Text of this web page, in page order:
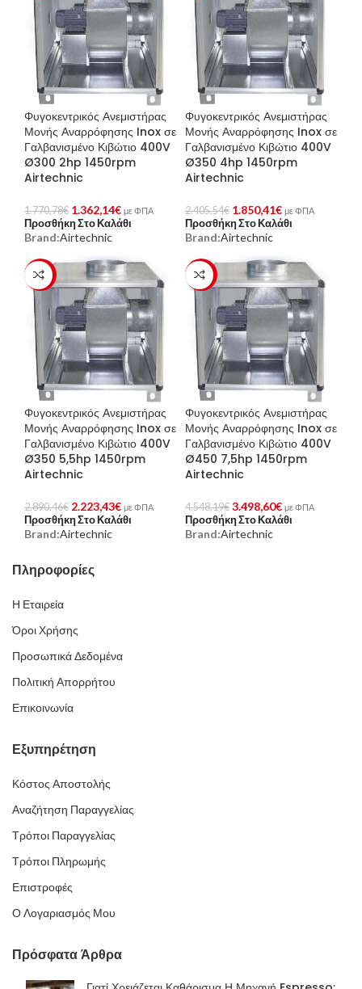
Φυγοκεντρικός Ανεμιστήρας
Μονής Αναρρόφησης Inox σε
Γαλβανισμένο Κιβώτιο 400V
Ø300 2hp 1450rpm
Airtechnic
1.770,78€ 1.362,14€ με ΦΠΑ
Προσθήκη Στο Καλάθι
Brand:Airtechnic
Φυγοκεντρικός Ανεμιστήρας
Μονής Αναρρόφησης Inox σε
Γαλβανισμένο Κιβώτιο 400V
Ø350 4hp 1450rpm
Airtechnic
2.405,54€ 1.850,41€ με ΦΠΑ
Προσθήκη Στο Καλάθι
Brand:Airtechnic
-23%
Φυγοκεντρικός Ανεμιστήρας
Μονής Αναρρόφησης Inox σε
Γαλβανισμένο Κιβώτιο 400V
Ø350 5,5hp 1450rpm
Airtechnic
2.890,46€ 2.223,43€ με ΦΠΑ
Προσθήκη Στο Καλάθι
Brand:Airtechnic
-23%
Φυγοκεντρικός Ανεμιστήρας
Μονής Αναρρόφησης Inox σε
Γαλβανισμένο Κιβώτιο 400V
Ø450 7,5hp 1450rpm
Airtechnic
4.548,19€ 3.498,60€ με ΦΠΑ
Προσθήκη Στο Καλάθι
Brand:Airtechnic
Πληροφορίες
Η Εταιρεία
Όροι Χρήσης
Προσωπικά Δεδομένα
Πολιτική Απορρήτου
Επικοινωνία
Εξυπηρέτηση
Κόστος Αποστολής
Αναζήτηση Παραγγελίας
Τρόποι Παραγγελίας
Τρόποι Πληρωμής
Επιστροφές
Ο Λογαριασμός Μου
Πρόσφατα Άρθρα